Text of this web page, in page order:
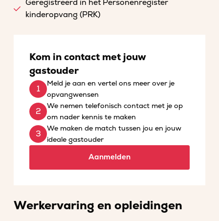
Geregistreerd in het Personenregister
kinderopvang (PRK)
Kom in contact met jouw
gastouder
Meld je aan en vertel ons meer over je
opvangwensen
We nemen telefonisch contact met je op
om nader kennis te maken
We maken de match tussen jou en jouw
ideale gastouder
Aanmelden
Werkervaring en opleidingen